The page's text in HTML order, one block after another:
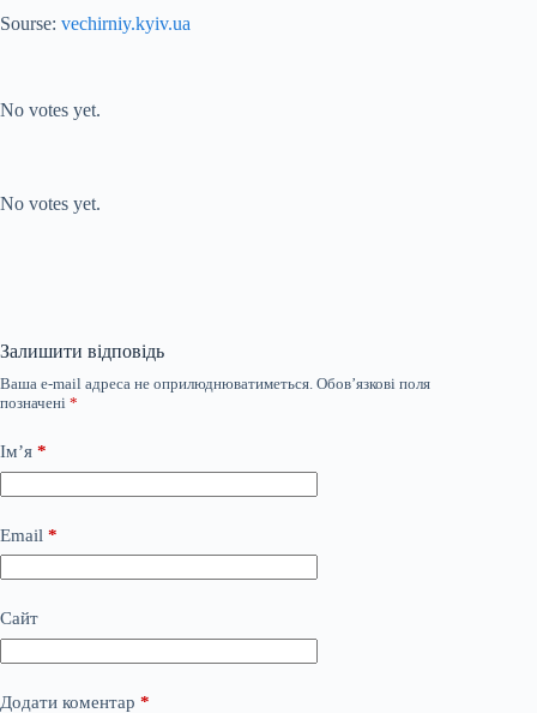
Sourse: vechirniy.kyiv.ua
No votes yet.
No votes yet.
Залишити відповідь
Ваша e-mail адреса не оприлюднюватиметься. Обов’язкові поля
позначені *
Ім’я *
Email *
Сайт
Додати коментар *